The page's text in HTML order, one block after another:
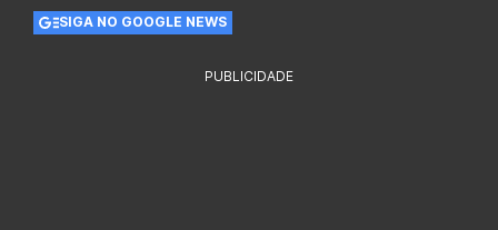
SIGA NO GOOGLE NEWS
PUBLICIDADE